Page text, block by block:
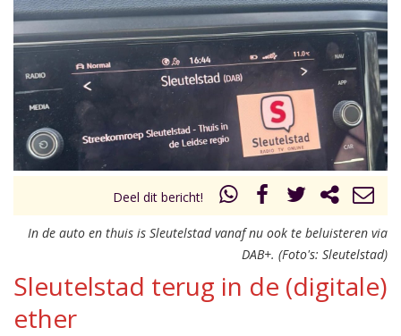
De ochtend van Sleutelstad
6.00 - 12.00 uur
Vorig uur
uur 1 van 0 Volgend uur
Deel dit bericht!
In de auto en thuis is Sleutelstad vanaf nu ook te beluisteren via
DAB+. (Foto's: Sleutelstad)
Sleutelstad terug in de (digitale)
ether